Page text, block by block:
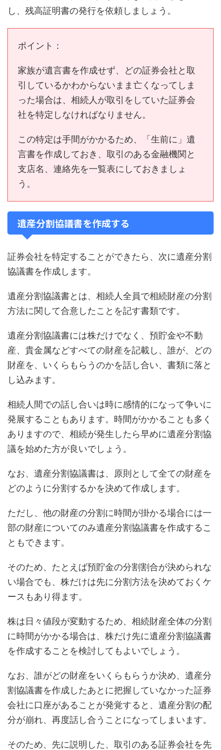
し、残高証明書の発行を依頼しましょう。
ポイント：
家族が遺言書を作成せず、どの証券会社と取
引しているかわからないまま亡くなってしま
った場合は、相続人が取引をしていた証券会
社を特定しなければなりません。
この特定は手間がかかるため、「生前に」遺
言書を作成しておき、取引のある金融機関と
支店名、連絡先を一覧表にしておきましょ
う。
遺産分割協議書を作成する
証券会社を特定することができたら、次に遺産分割
協議書を作成します。
遺産分割協議書とは、相続人全員で相続財産の分割
方法に関して合意したことを記す書類です。
遺産分割協議書には株だけでなく、預貯金や不動
産、貴金属などすべての財産を記載し、誰が、どの
財産を、いくらもらうのかを話し合い、書類に落と
し込みます。
相続人間での話し合いは時に感情的になって争いに
発展することもあります。時間がかかることも多く
ありますので、相続が発生したら早めに遺産分割協
議を始めた方が良いでしょう。
なお、遺産分割協議書は、原則として全ての財産を
どのように分割するかを決めて作成します。
ただし、他の財産の分割に時間が掛かる場合には一
部の財産についてのみ遺産分割協議書を作成するこ
ともできます。
そのため、たとえば預貯金の分割割合が決められな
い場合でも、株だけは先に分割方法を決めておくケ
ースもあり得ます。
株は日々値段が変動するため、相続財産全体の分割
に時間がかかる場合は、株だけ先に遺産分割協議書
を作成することを検討してもよいでしょう。
なお、誰がどの財産をいくらもらうか決め、遺産分
割協議書を作成したあとに把握していなかった証券
会社に口座があることが発覚すると、遺産分割の配
分が崩れ、再度話し合うことになってしまいます。
そのため、先に説明した、取引のある証券会社を先